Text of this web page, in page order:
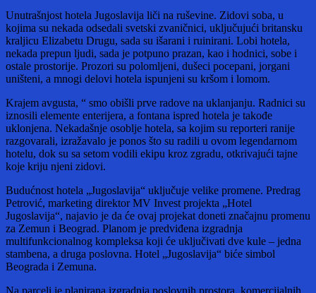
Unutrašnjost hotela Jugoslavija liči na ruševine. Zidovi soba, u
kojima su nekada odsedali svetski zvaničnici, uključujući britansku
kraljicu Elizabetu Drugu, sada su išarani i ruinirani. Lobi hotela,
nekada prepun ljudi, sada je potpuno prazan, kao i hodnici, sobe i
ostale prostorije. Prozori su polomljeni, dušeci pocepani, jorgani
uništeni, a mnogi delovi hotela ispunjeni su kršom i lomom.
Krajem avgusta, “ smo obišli prve radove na uklanjanju. Radnici su
iznosili elemente enterijera, a fontana ispred hotela je takođe
uklonjena. Nekadašnje osoblje hotela, sa kojim su reporteri ranije
razgovarali, izražavalo je ponos što su radili u ovom legendarnom
hotelu, dok su sa setom vodili ekipu kroz zgradu, otkrivajući tajne
koje kriju njeni zidovi.
Budućnost hotela „Jugoslavija“ uključuje velike promene. Predrag
Petrović, marketing direktor MV Invest projekta „Hotel
Jugoslavija“, najavio je da će ovaj projekat doneti značajnu promenu
za Zemun i Beograd. Planom je predviđena izgradnja
multifunkcionalnog kompleksa koji će uključivati dve kule – jedna
stambena, a druga poslovna. Hotel „Jugoslavija“ biće simbol
Beograda i Zemuna.
Na parceli je planirana izgradnja poslovnih prostora, komercijalnih